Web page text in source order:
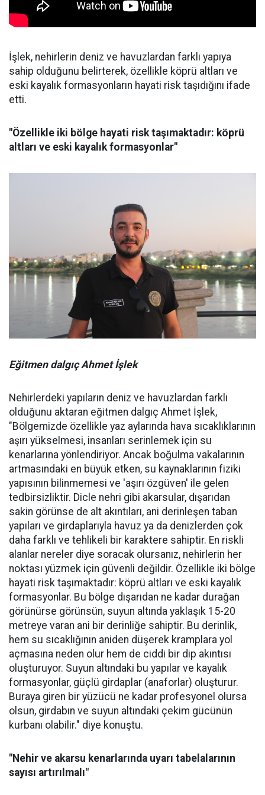
İşlek, nehirlerin deniz ve havuzlardan farklı yapıya
sahip olduğunu belirterek, özellikle köprü altları ve
eski kayalık formasyonların hayati risk taşıdığını ifade
etti.
"Özellikle iki bölge hayati risk taşımaktadır: köprü
altları ve eski kayalık formasyonlar"
Eğitmen dalgıç Ahmet İşlek
Nehirlerdeki yapıların deniz ve havuzlardan farklı
olduğunu aktaran eğitmen dalgıç Ahmet İşlek,
"Bölgemizde özellikle yaz aylarında hava sıcaklıklarının
aşırı yükselmesi, insanları serinlemek için su
kenarlarına yönlendiriyor. Ancak boğulma vakalarının
artmasındaki en büyük etken, su kaynaklarının fiziki
yapısının bilinmemesi ve 'aşırı özgüven' ile gelen
tedbirsizliktir. Dicle nehri gibi akarsular, dışarıdan
sakin görünse de alt akıntıları, ani derinleşen taban
yapıları ve girdaplarıyla havuz ya da denizlerden çok
daha farklı ve tehlikeli bir karaktere sahiptir. En riskli
alanlar nereler diye soracak olursanız, nehirlerin her
noktası yüzmek için güvenli değildir. Özellikle iki bölge
hayati risk taşımaktadır: köprü altları ve eski kayalık
formasyonlar. Bu bölge dışarıdan ne kadar durağan
görünürse görünsün, suyun altında yaklaşık 15-20
metreye varan ani bir derinliğe sahiptir. Bu derinlik,
hem su sıcaklığının aniden düşerek kramplara yol
açmasına neden olur hem de ciddi bir dip akıntısı
oluşturuyor. Suyun altındaki bu yapılar ve kayalık
formasyonlar, güçlü girdaplar (anaforlar) oluşturur.
Buraya giren bir yüzücü ne kadar profesyonel olursa
olsun, girdabın ve suyun altındaki çekim gücünün
kurbanı olabilir." diye konuştu.
"Nehir ve akarsu kenarlarında uyarı tabelalarının
sayısı artırılmalı"